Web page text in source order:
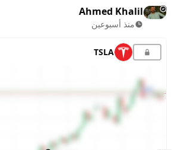
Ahmed Khalil
منذ أسبوعين
TSLA